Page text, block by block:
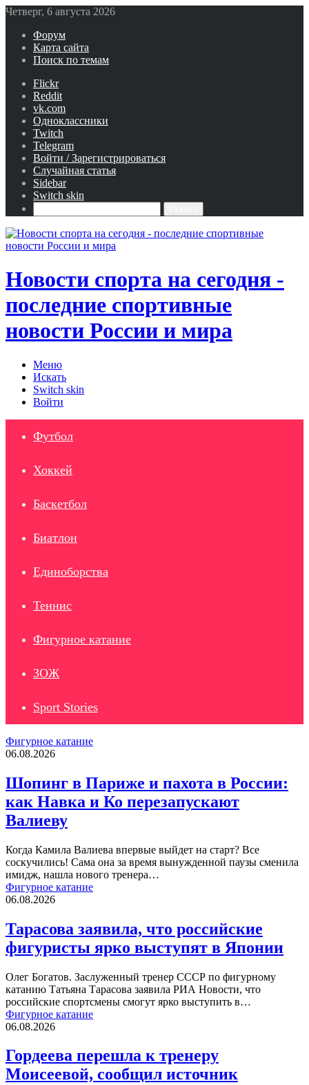
Четверг, 6 августа 2026
Форум
Карта сайта
Поиск по темам
Flickr
Reddit
vk.com
Одноклассники
Twitch
Telegram
Войти / Зарегистрироваться
Случайная статья
Sidebar
Switch skin
Новости спорта на сегодня -
последние спортивные
новости России и мира
Меню
Искать
Switch skin
Войти
Футбол
Хоккей
Баскетбол
Биатлон
Единоборства
Теннис
Фигурное катание
ЗОЖ
Sport Stories
Фигурное катание
06.08.2026
Шопинг в Париже и пахота в России:
как Навка и Ко перезапускают
Валиеву
Когда Камила Валиева впервые выйдет на старт? Все
соскучились! Сама она за время вынужденной паузы сменила
имидж, нашла нового тренера…
Фигурное катание
06.08.2026
Тарасова заявила, что российские
фигуристы ярко выступят в Японии
Олег Богатов. Заслуженный тренер СССР по фигурному
катанию Татьяна Тарасова заявила РИА Новости, что
российские спортсмены смогут ярко выступить в…
Фигурное катание
06.08.2026
Гордеева перешла к тренеру
Моисеевой, сообщил источник